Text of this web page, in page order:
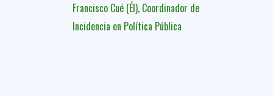
Francisco Cué (Él), Coordinador de
Incidencia en Política Pública